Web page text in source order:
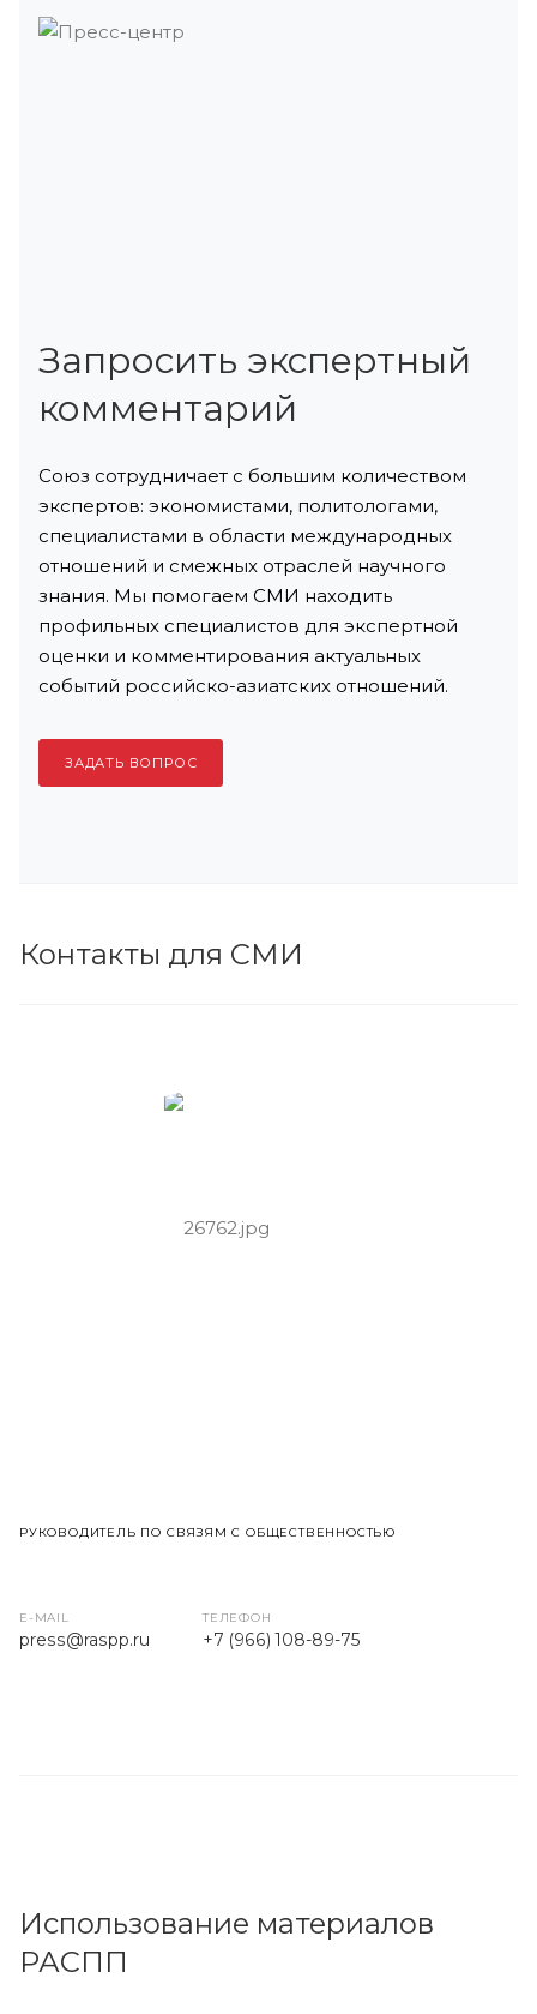
Запросить экспертный
комментарий
Союз сотрудничает с большим количеством
экспертов: экономистами, политологами,
специалистами в области международных
отношений и смежных отраслей научного
знания. Мы помогаем СМИ находить
профильных специалистов для экспертной
оценки и комментирования актуальных
событий российско-азиатских отношений.
ЗАДАТЬ ВОПРОС
Контакты для СМИ
РУКОВОДИТЕЛЬ ПО СВЯЗЯМ С ОБЩЕСТВЕННОСТЬЮ
E-MAIL
press@raspp.ru
ТЕЛЕФОН
+7 (966) 108-89-75
Использование материалов
РАСПП